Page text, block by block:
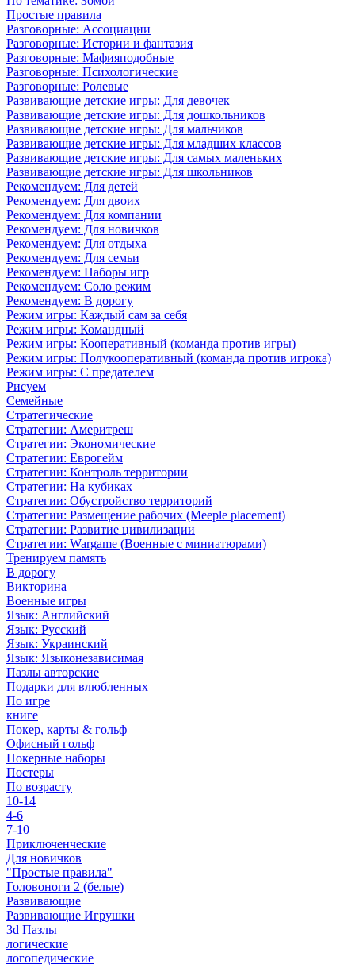
Простые правила
Разговорные: Ассоциации
Разговорные: Истории и фантазия
Разговорные: Мафияподобные
Разговорные: Психологические
Разговорные: Ролевые
Развивающие детские игры: Для девочек
Развивающие детские игры: Для дошкольников
Развивающие детские игры: Для мальчиков
Развивающие детские игры: Для младших классов
Развивающие детские игры: Для самых маленьких
Развивающие детские игры: Для школьников
Рекомендуем: Для детей
Рекомендуем: Для двоих
Рекомендуем: Для компании
Рекомендуем: Для новичков
Рекомендуем: Для отдыха
Рекомендуем: Для семьи
Рекомендуем: Наборы игр
Рекомендуем: Соло режим
Рекомендуем: В дорогу
Режим игры: Каждый сам за себя
Режим игры: Командный
Режим игры: Кооперативный (команда против игры)
Режим игры: Полукооперативный (команда против игрока)
Режим игры: С предателем
Рисуем
Семейные
Стратегические
Стратегии: Америтреш
Стратегии: Экономические
Стратегии: Еврогейм
Стратегии: Контроль территории
Стратегии: На кубиках
Стратегии: Обустройство территорий
Стратегии: Размещение рабочих (Meeple placement)
Стратегии: Развитие цивилизации
Стратегии: Wargame (Военные с миниатюрами)
Тренируем память
В дорогу
Викторина
Военные игры
Язык: Английский
Язык: Русский
Язык: Украинский
Язык: Языконезависимая
Пазлы авторские
Подарки для влюбленных
По игре
книге
Покер, карты & гольф
Офисный гольф
Покерные наборы
Постеры
По возрасту
10-14
4-6
7-10
Приключенческие
Для новичков
"Простые правила"
Головоноги 2 (белые)
Развивающие
Развивающие Игрушки
3d Пазлы
логические
логопедические